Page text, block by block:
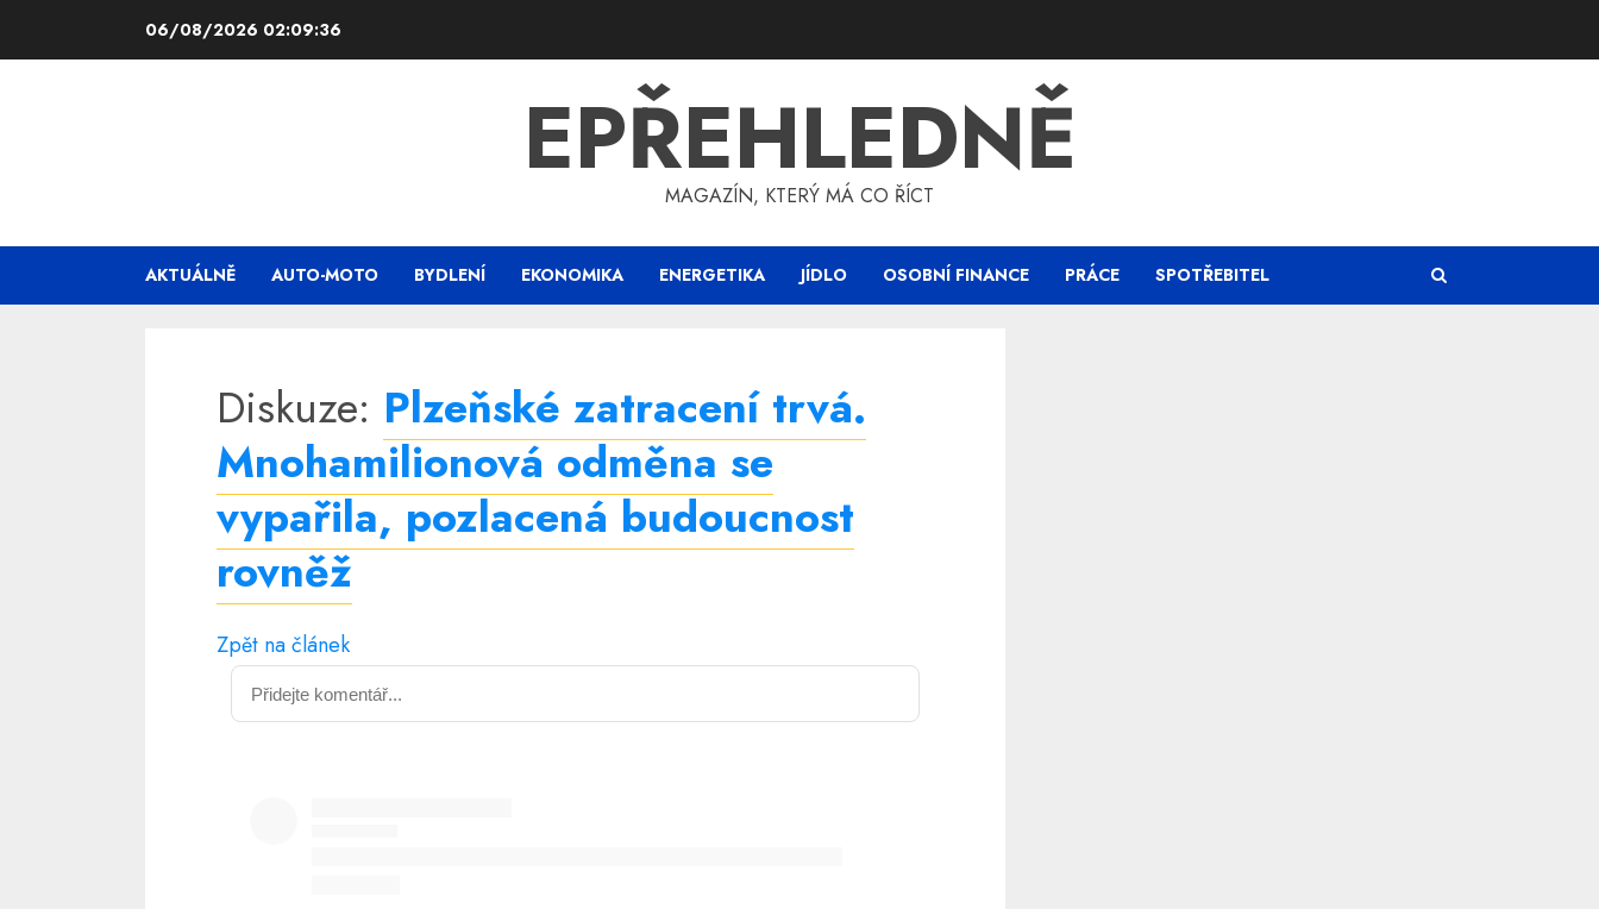
06/08/2026 02:09:36
EPŘEHLEDNĚ
MAGAZÍN, KTERÝ MÁ CO ŘÍCT
AKTUÁLNĚ AUTO-MOTO BYDLENÍ EKONOMIKA ENERGETIKA JÍDLO OSOBNÍ FINANCE PRÁCE SPOTŘEBITEL
Diskuze: Plzeňské zatracení trvá.
Mnohamilionová odměna se
vypařila, pozlacená budoucnost
rovněž
Zpět na článek